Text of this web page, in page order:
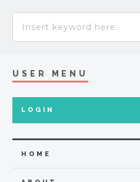
USER MENU
LOGIN
HOME